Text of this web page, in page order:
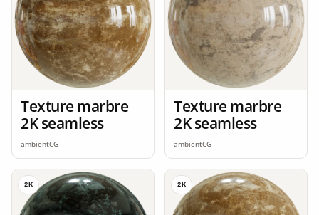
Texture marbre
2K seamless
ambientCG
Texture marbre
2K seamless
ambientCG
2K 2K